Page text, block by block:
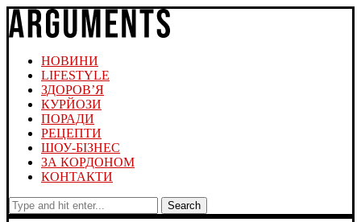
НОВИНИ
LIFESTYLE
ЗДОРОВ’Я
КУРЙОЗИ
ПОРАДИ
РЕЦЕПТИ
ШОУ-БІЗНЕС
ЗА КОРДОНОМ
КОНТАКТИ
Search